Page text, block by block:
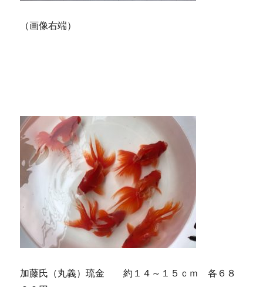
（画像右端）
加藤氏（丸義）琉金 約１４～１５ｃｍ 各６８